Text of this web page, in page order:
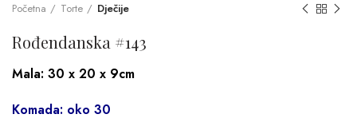
Početna Torte Dječije
Rođendanska #143
Mala: 30 x 20 x 9cm
Komada: oko 30